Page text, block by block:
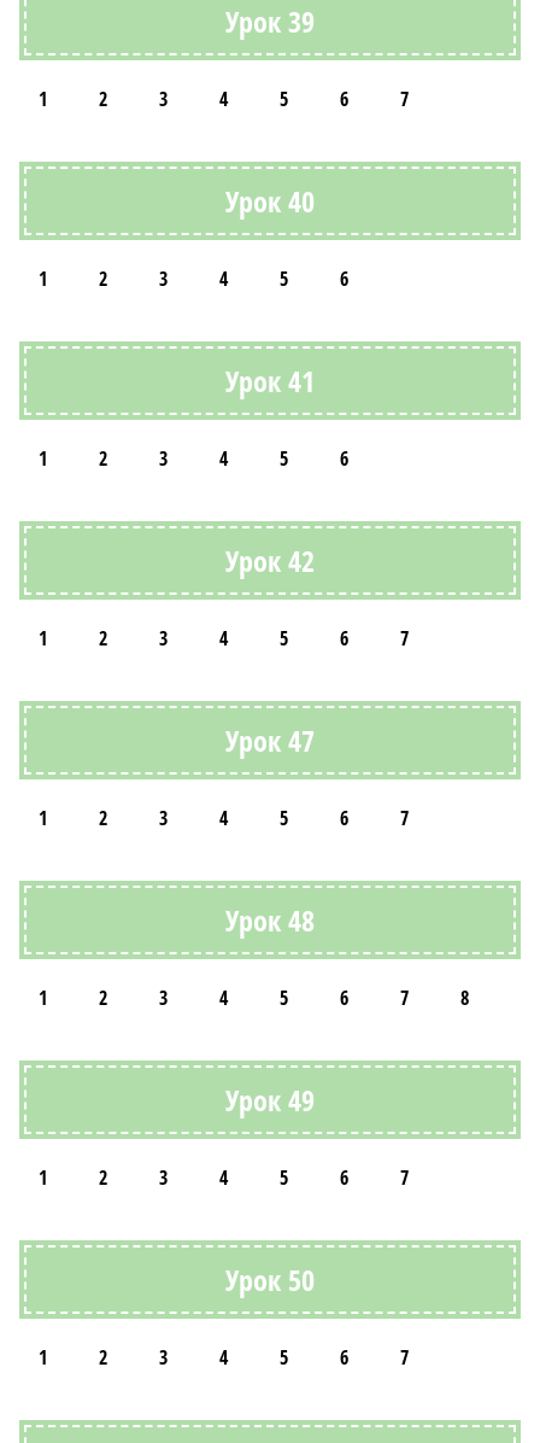
Урок 39
1 2 3 4 5 6 7
Урок 40
1 2 3 4 5 6
Урок 41
1 2 3 4 5 6
Урок 42
1 2 3 4 5 6 7
Урок 47
1 2 3 4 5 6 7
Урок 48
1 2 3 4 5 6 7 8
Урок 49
1 2 3 4 5 6 7
Урок 50
1 2 3 4 5 6 7